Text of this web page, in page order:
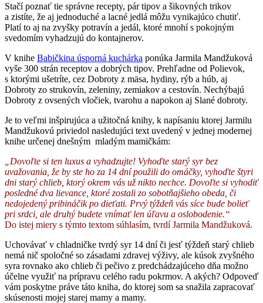
Stačí poznať tie správne recepty, pár tipov a šikovných trikov
a zistíte, že aj jednoduché a lacné jedlá môžu vynikajúco chutiť.
Platí to aj na zvyšky potravín a jedál, ktoré mnohí s pokojným
svedomím vyhadzujú do kontajnerov.
V knihe Babičkina úsporná kuchárka ponúka Jarmila Mandžuková
vyše 300 strán receptov a dobrých tipov. Prehľadne od Polievok,
s ktorými ušetríte, cez Dobroty z mäsa, hydiny, rýb a húb, aj
Dobroty zo strukovín, zeleniny, zemiakov a cestovín. Nechýbajú
Dobroty z ovsených vločiek, tvarohu a napokon aj Slané dobroty.
Je to veľmi inšpirujúca a užitočná knihy, k napísaniu ktorej Jarmilu
Mandžukovú priviedol nasledujúci text uvedený v jednej modernej
knihe určenej dnešným mladým mamičkám:
„Dovoľte si ten luxus a vyhadzujte! Vyhoďte starý syr bez
uvažovania, že by ste ho za 14 dní použili do omáčky, vyhoďte štyri
dni starý chlieb, ktorý okrem vás už nikto nechce. Dovoľte si vyhodiť
posledné dva lievance, ktoré zostali zo sobotňajšieho obeda, či
nedojedený pribináčik po dieťati. Prvý týždeň vás síce bude bolieť
pri srdci, ale druhý budete vnímať len úľavu a oslobodenie.“
Do istej miery s týmto textom súhlasím, tvrdí Jarmila Mandžuková.
Uchovávať v chladničke tvrdý syr 14 dní či jesť týždeň starý chlieb
nemá nič spoločné so zásadami zdravej výživy, ale kúsok zvyšného
syra rovnako ako chlieb či pečivo z predchádzajúceho dňa možno
účelne využiť na prípravu celého radu pokrmov. A akých? Odpoveď
vám poskytne práve táto kniha, do ktorej som sa snažila zapracovať
skúsenosti mojej starej mamy a mamy.